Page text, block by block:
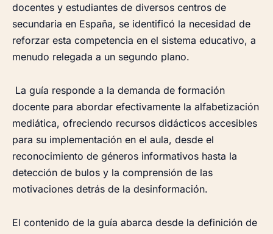
docentes y estudiantes de diversos centros de
secundaria en España, se identificó la necesidad de
reforzar esta competencia en el sistema educativo, a
menudo relegada a un segundo plano.
La guía responde a la demanda de formación
docente para abordar efectivamente la alfabetización
mediática, ofreciendo recursos didácticos accesibles
para su implementación en el aula, desde el
reconocimiento de géneros informativos hasta la
detección de bulos y la comprensión de las
motivaciones detrás de la desinformación.
El contenido de la guía abarca desde la definición de